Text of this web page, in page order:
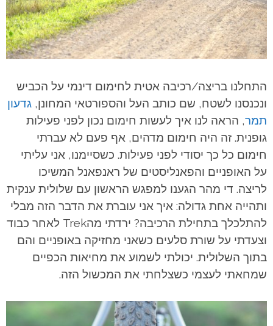
התחלנו בריצה/רכיבה אטית לחימום דינמי על הכביש
ונכנסנו לשטח, שם כותב העל והספורטאי המחונן, גדעון
תמר, הראה לנו איך לעשות חימום נכון לפני פעילות
גופנית. זה היה חימום מדהים, אף פעם לא עברתי
חימום כל כך יסודי לפני פעילות. כשסיימנו, אני עליתי
על האופניים והפאנליסטים של ראנפאנל המשיכו
לריצה. די מהר הגענו למפגש הראשון עם שלולית ענקית
ותהייה אחת גדולה: איך אני עוברת את הדבר הזה מבלי
להתלכלך בתחילת הרכיבה? ירדתי מהTrek לאחר כבוד
וצעדתי על שורת סלעים כשאני מחזיקה באופניים והם
בתוך השלולית. יכולתי לשמוע את מחיאות הכפיים
שמחאתי לעצמי כשצלחתי את המכשול הזה.